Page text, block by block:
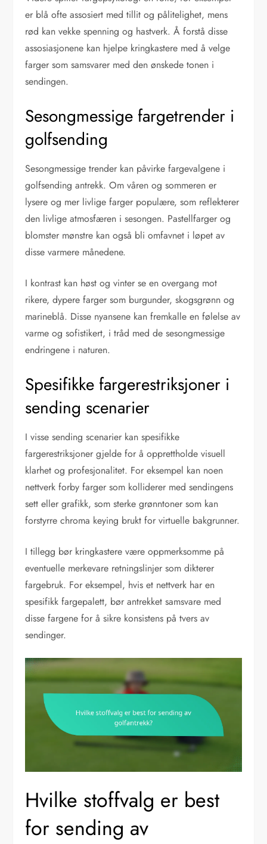
er blå ofte assosiert med tillit og pålitelighet, mens
rød kan vekke spenning og hastverk. Å forstå disse
assosiasjonene kan hjelpe kringkastere med å velge
farger som samsvarer med den ønskede tonen i
sendingen.
Sesongmessige fargetrender i
golfsending
Sesongmessige trender kan påvirke fargevalgene i
golfsending antrekk. Om våren og sommeren er
lysere og mer livlige farger populære, som reflekterer
den livlige atmosfæren i sesongen. Pastellfarger og
blomster mønstre kan også bli omfavnet i løpet av
disse varmere månedene.
I kontrast kan høst og vinter se en overgang mot
rikere, dypere farger som burgunder, skogsgrønn og
marineblå. Disse nyansene kan fremkalle en følelse av
varme og sofistikert, i tråd med de sesongmessige
endringene i naturen.
Spesifikke fargerestriksjoner i
sending scenarier
I visse sending scenarier kan spesifikke
fargerestriksjoner gjelde for å opprettholde visuell
klarhet og profesjonalitet. For eksempel kan noen
nettverk forby farger som kolliderer med sendingens
sett eller grafikk, som sterke grønntoner som kan
forstyrre chroma keying brukt for virtuelle bakgrunner.
I tillegg bør kringkastere være oppmerksomme på
eventuelle merkevare retningslinjer som dikterer
fargebruk. For eksempel, hvis et nettverk har en
spesifikk fargepalett, bør antrekket samsvare med
disse fargene for å sikre konsistens på tvers av
sendinger.
Hvilke stoffvalg er best
for sending av